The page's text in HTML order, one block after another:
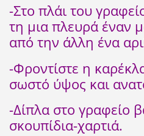
-Στο πλάι του
τη μια πλευρά έναν
από την άλλη ένα
-Φροντίστε η
σωστό ύψος και
-Δίπλα στο γραφείο
σκουπίδια-χαρτιά.